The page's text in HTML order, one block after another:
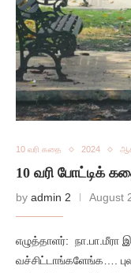
10 வரி கதை 2024
10 வரி போட்டிக்
by admin 2 August
எழுத்தாளர்: நா.பா.மீரா
வச்சிட்டாங்களேங்க….